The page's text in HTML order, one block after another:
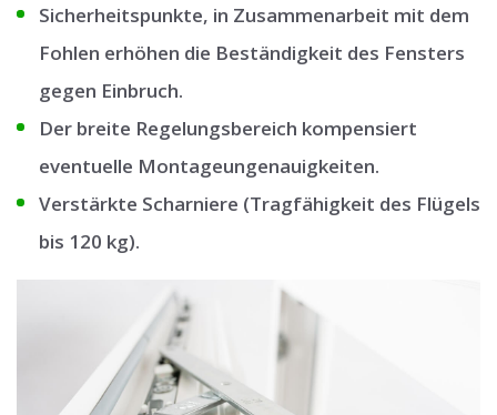
Sicherheitspunkte, in Zusammenarbeit mit dem
Fohlen erhöhen die Beständigkeit des Fensters
gegen Einbruch.
Der breite Regelungsbereich kompensiert
eventuelle Montageungenauigkeiten.
Verstärkte Scharniere (Tragfähigkeit des Flügels
bis 120 kg).